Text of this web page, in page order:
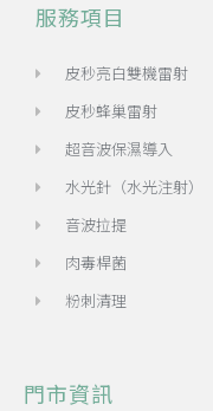
服務項目
皮秒亮白雙機雷射
皮秒蜂巢雷射
超音波保濕導入
水光針（水光注射）
音波拉提
肉毒桿菌
粉刺清理
門市資訊